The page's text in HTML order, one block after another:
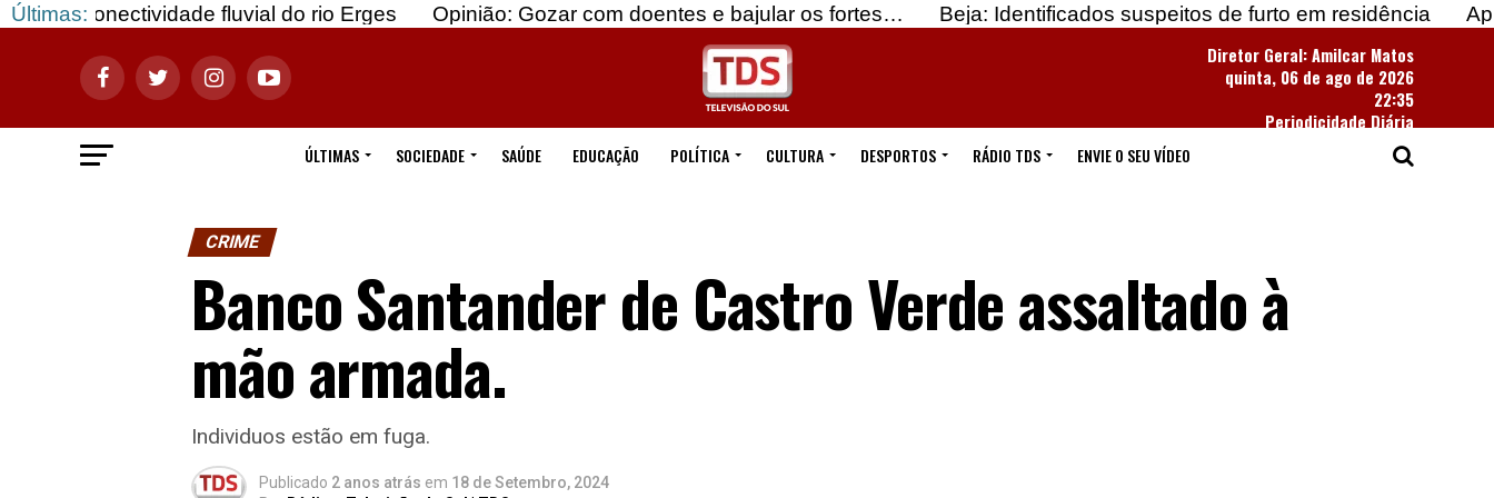
Últimas: fluvial do rio Erges Opinião: Gozar com doentes e bajular os fortes… Beja: Identificados suspeitos de furto em residência
Apreendidas
Diretor Geral: Amilcar Matos
quinta, 06 de ago de 2026
22:35
Periodicidade Diária
ÚLTIMAS
SOCIEDADE SAÚDE EDUCAÇÃO POLÍTICA CULTURA DESPORTOS RÁDIO TDS ENVIE O SEU VÍDEO
CRIME
Banco Santander de Castro Verde assaltado à
mão armada.
Individuos estão em fuga.
Publicado 2 anos atrás em 18 de Setembro, 2024